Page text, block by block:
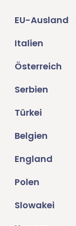
EU-Ausland
Italien
Österreich
Serbien
Türkei
Belgien
England
Polen
Slowakei